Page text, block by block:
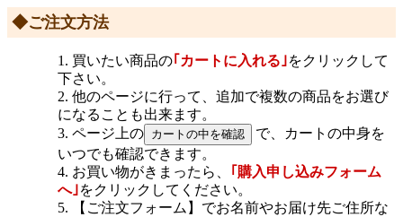
◆ご注文方法
買いたい商品の｢カートに入れる｣をクリックして
下さい。
他のページに行って、追加で複数の商品をお選び
になることも出来ます。
ページ上の
で、カートの中身を
いつでも確認できます。
お買い物がきまったら、
｢購入申し込みフォーム
へ｣をクリックしてください。
【ご注文フォーム】でお名前やお届け先ご住所な